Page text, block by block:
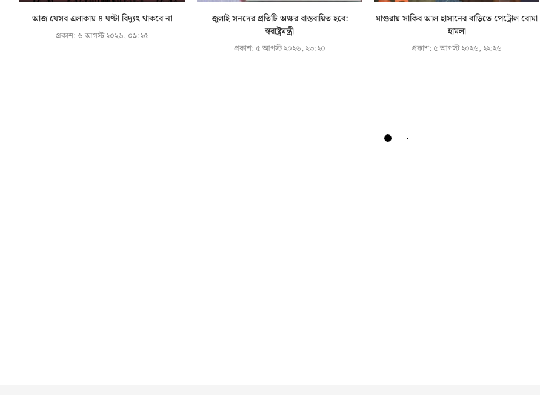
আজ যেসব এলাকায় ৪ ঘণ্টা বিদ্যুৎ থাকবে না
প্রকাশ: ৬ আগস্ট ২০২৬, ০৯:২৫
জুলাই সনদের প্রতিটি অক্ষর বাস্তবায়িত হবে:
স্বরাষ্ট্রমন্ত্রী
প্রকাশ: ৫ আগস্ট ২০২৬, ২৩:২০
মাগুরায় সাকিব আল হাসানের বাড়িতে পেট্রোল বোমা
হামলা
প্রকাশ: ৫ আগস্ট ২০২৬, ২২:২৬